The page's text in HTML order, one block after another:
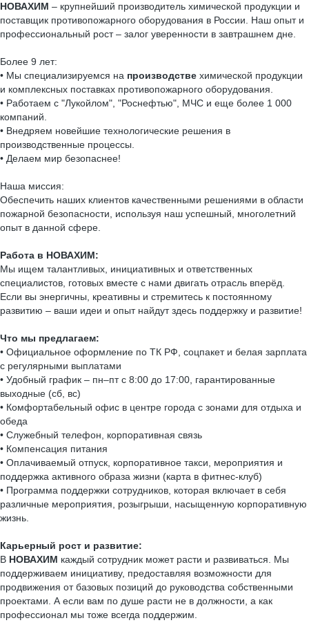
НОВАХИМ – крупнейший производитель химической продукции и
поставщик противопожарного оборудования в России. Наш опыт и
профессиональный рост – залог уверенности в завтрашнем дне.
Более 9 лет:
• Мы специализируемся на производстве химической продукции
и комплексных поставках противопожарного оборудования.
• Работаем с "Лукойлом", "Роснефтью", МЧС и еще более 1 000
компаний.
• Внедряем новейшие технологические решения в
производственные процессы.
• Делаем мир безопаснее!
Наша миссия:
Обеспечить наших клиентов качественными решениями в области
пожарной безопасности, используя наш успешный, многолетний
опыт в данной сфере.
Работа в НОВАХИМ:
Мы ищем талантливых, инициативных и ответственных
специалистов, готовых вместе с нами двигать отрасль вперёд.
Если вы энергичны, креативны и стремитесь к постоянному
развитию – ваши идеи и опыт найдут здесь поддержку и развитие!
Что мы предлагаем:
• Официальное оформление по ТК РФ, соцпакет и белая зарплата
с регулярными выплатами
• Удобный график – пн–пт с 8:00 до 17:00, гарантированные
выходные (сб, вс)
• Комфортабельный офис в центре города с зонами для отдыха и
обеда
• Служебный телефон, корпоративная связь
• Компенсация питания
• Оплачиваемый отпуск, корпоративное такси, мероприятия и
поддержка активного образа жизни (карта в фитнес-клуб)
• Программа поддержки сотрудников, которая включает в себя
различные мероприятия, розыгрыши, насыщенную корпоративную
жизнь.
Карьерный рост и развитие:
В НОВАХИМ каждый сотрудник может расти и развиваться. Мы
поддерживаем инициативу, предоставляя возможности для
продвижения от базовых позиций до руководства собственными
проектами. А если вам по душе расти не в должности, а как
профессионал мы тоже всегда поддержим.